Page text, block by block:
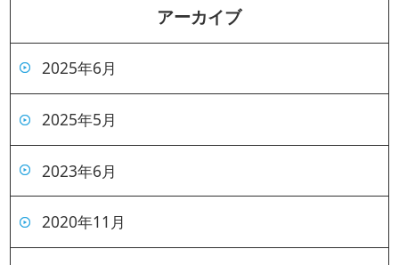
アーカイブ
2025年6月
2025年5月
2023年6月
2020年11月